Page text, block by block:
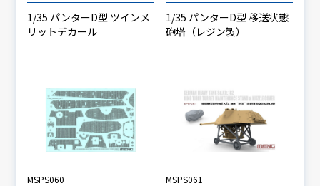
1/35 パンターD型 ツインメ
リットデカール
1/35 パンターD型 移送状態
砲塔（レジン製）
MSPS060 MSPS061